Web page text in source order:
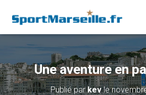
Une aventure en
Publié parkevle